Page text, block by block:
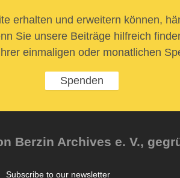
erhalten und erweitern können,
Sie unsere Beiträge hilfreich
einmaligen oder monatlichen
Spenden
Berzin Archives e. V.,
Subscribe to our newsletter